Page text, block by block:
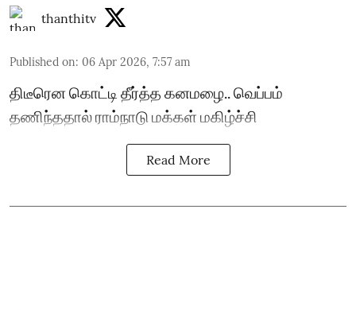
thanthitv
Published on: 06 Apr 2026, 7:57 am
திடீரென கொட்டி தீர்த்த கனமழை.. வெப்பம்
தணிந்ததால் ராம்நாடு மக்கள் மகிழ்ச்சி
Read More